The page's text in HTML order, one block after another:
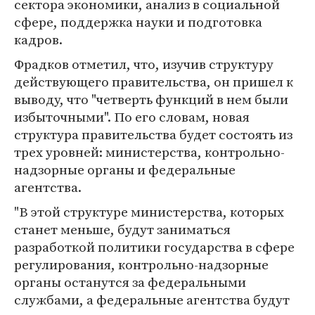
сектора экономики, анализ в социальной
сфере, поддержка науки и подготовка
кадров.
Фрадков отметил, что, изучив структуру
действующего правительства, он пришел к
выводу, что "четверть функций в нем были
избыточными". По его словам, новая
структура правительства будет состоять из
трех уровней: министерства, контрольно-
надзорные органы и федеральные
агентства.
"В этой структуре министерства, которых
станет меньше, будут заниматься
разработкой политики государства в сфере
регулирования, контрольно-надзорные
органы останутся за федеральными
службами, а федеральные агентства будут